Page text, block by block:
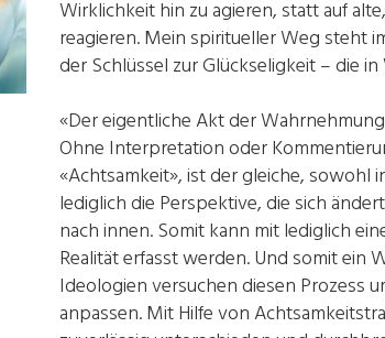
Wirklichkeit hin zu agieren, statt auf
reagieren. Mein spiritueller Weg steht
der Schlüssel zur Glückseligkeit – die
«Der eigentliche Akt der
Ohne Interpretation oder
«Achtsamkeit», ist der gleiche, sowohl
lediglich die Perspektive, die sich
nach innen. Somit kann mit lediglich
Realität erfasst werden. Und somit ein
Ideologien versuchen diesen Prozess
anpassen. Mit Hilfe von